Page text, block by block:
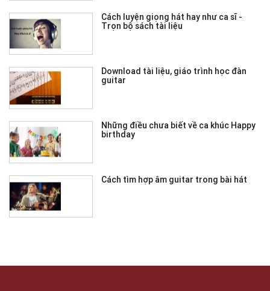
Cách luyện giọng hát hay như ca sĩ -
Trọn bộ sách tài liệu
Download tài liệu, giáo trình học đàn
guitar
Những điều chưa biết về ca khúc Happy
birthday
Cách tìm hợp âm guitar trong bài hát